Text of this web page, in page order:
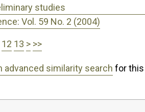
studies
Vol. 59 No. 2 (2004)
12 13 > >>
advanced similarity search for this